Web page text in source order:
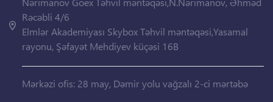
Rəcəbli 4/6
Elmlər Akademiyası Skybox Təhvil məntəqəsi,Yasamal
rayonu, Şəfayət Mehdiyev küçəsi 16B
Mərkəzi ofis: 28 may, Dəmir yolu vağzalı 2-ci mərtəbə